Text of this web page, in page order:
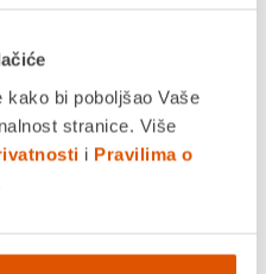
bi poboljšao Vaše
stranice. Više
i Pravilima o
I OVO